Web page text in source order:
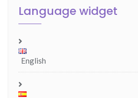
Language widget
English